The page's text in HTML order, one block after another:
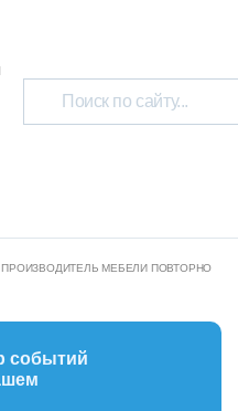
ПРОИЗВОДИТЕЛЬ МЕБЕЛИ ПОВТОРНО
событий